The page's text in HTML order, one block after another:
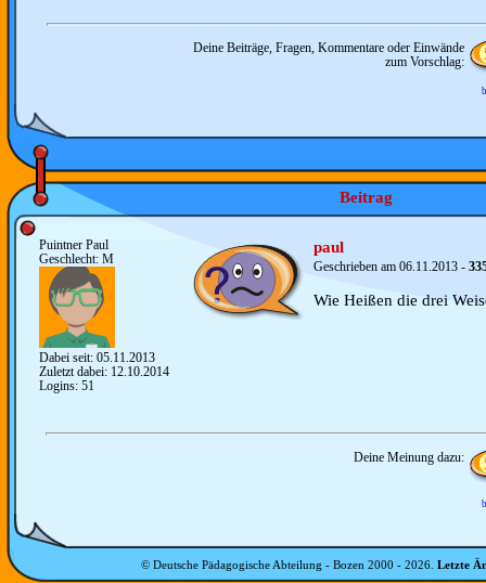
Deine Beiträge, Fragen, Kommentare oder Einwände
zum Vorschlag:
Beitrag
Puintner Paul
Geschlecht: M
Dabei seit: 05.11.2013
Zuletzt dabei: 12.10.2014
Logins: 51
paul
Geschrieben am 06.11.2013 -
Wie Heißen die drei
Deine Meinung dazu:
© Deutsche Pädagogische Abteilung - Bozen 2000 - 2026 Letzte